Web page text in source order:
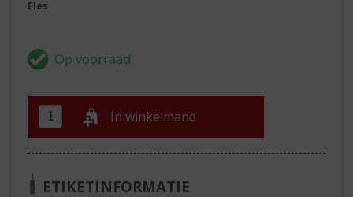
Fles
In winkelmand
ETIKETINFORMATIE